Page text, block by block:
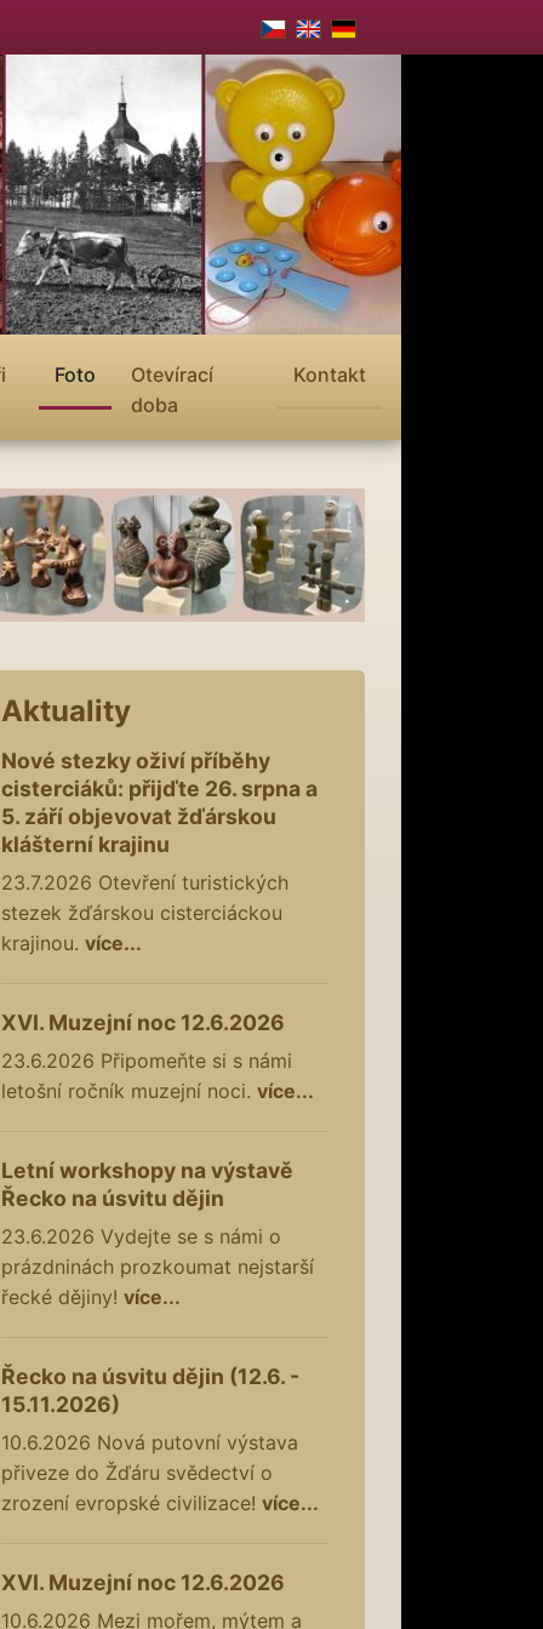
Foto
Otevírací
doba
Kontakt
Aktuality
Nové stezky oživí příběhy
cisterciáků: přijďte 26. srpna a
5. září objevovat žďárskou
klášterní krajinu
23.7.2026 Otevření turistických
stezek žďárskou cisterciáckou
krajinou. více...
XVI. Muzejní noc 12.6.2026
23.6.2026 Připomeňte si s námi
letošní ročník muzejní noci. více...
Letní workshopy na výstavě
Řecko na úsvitu dějin
23.6.2026 Vydejte se s námi o
prázdninách prozkoumat nejstarší
řecké dějiny! více...
Řecko na úsvitu dějin (12.6. -
15.11.2026)
10.6.2026 Nová putovní výstava
přiveze do Žďáru svědectví o
zrození evropské civilizace! více...
XVI. Muzejní noc 12.6.2026
10.6.2026 Mezi mořem, mýtem a